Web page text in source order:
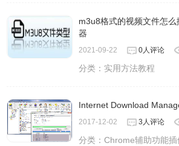
m3u8格式的视频文件怎
器
2021-09-22 0人评论
分类： 实用方法教程
Internet Download
2017-12-02 3人评论
分类：Chrome辅助功能插